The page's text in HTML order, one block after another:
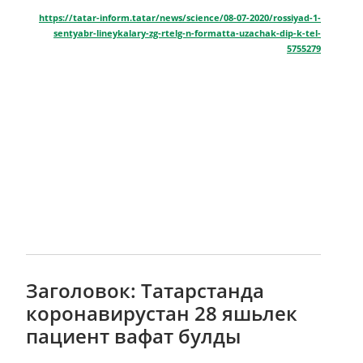
https://tatar-inform.tatar/news/science/08-07-2020/rossiyad-1-
sentyabr-lineykalary-zg-rtelg-n-formatta-uzachak-dip-k-tel-
5755279
Заголовок: Татарстанда
коронавирустан 28 яшьлек
пациент вафат булды